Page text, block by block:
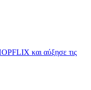
και αύξησε τις